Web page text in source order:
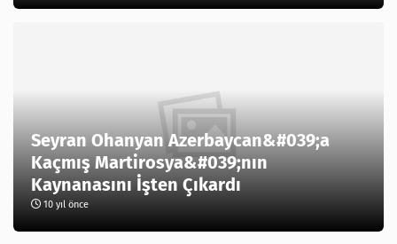
Seyran Ohanyan Azerbaycan&#039;a
Kaçmış Martirosya&#039;nın
Kaynanasını İşten Çıkardı
10 yıl önce